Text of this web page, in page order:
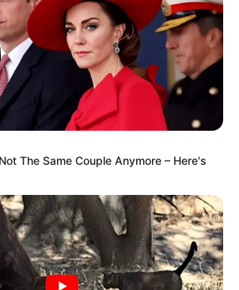
The Same Couple Anymore – Here's